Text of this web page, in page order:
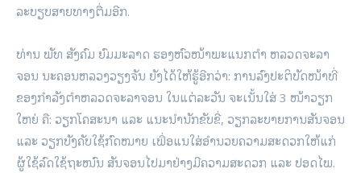
ລະບຽບສາຍທາງຕື່ມອີກ.
ທ່ານ ພັທ ສັງຄົມ ຍົມມະລາດ ຮອງຫົວໜ້າພະແນກຕໍາ ຫລວດຈະລາ
ຈອນ ນະຄອນຫລວງວຽງຈັນ ຍັງໄດ້ໃຫ້ຮູ້ອີກວ່າ: ການລົງປະຕິບັດໜ້າທີ່
ຂອງກໍາລັງຕໍາຫລວດຈະລາຈອນ ໃນແຕ່ລະວັນ ຈະເນັ້ນໃສ່ 3 ໜ້າວຽກ
ໃຫຍ່ ຄື: ວຽກໂຄສະນາ ແລະ ແນະນໍານັກຂັບຂີ່, ວຽກລະບາຍການສັນຈອນ
ແລະ ວຽກບັງຄັບໃຊ້ກົດໝາຍ ເພື່ອແນໃສ່ອໍານວຍຄວາມສະດວກໃຫ້ແກ່
ຜູ້ໃຊ້ລົດໃຊ້ຖະໜົນ ສັນຈອນໄປມາຢ່າງມີຄວາມສະດວກ ແລະ ປອດໄພ.